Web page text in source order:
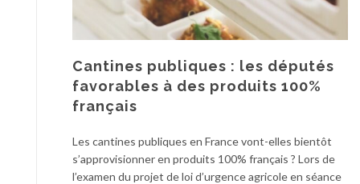
Cantines publiques : les députés
favorables à des produits 100%
français
Les cantines publiques en France vont-elles bientôt
s’approvisionner en produits 100% français ? Lors de
l’examen du projet de loi d’urgence agricole en séance